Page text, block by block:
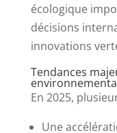
écologique
décisions
innovations
Tendances
En 2025,
Une